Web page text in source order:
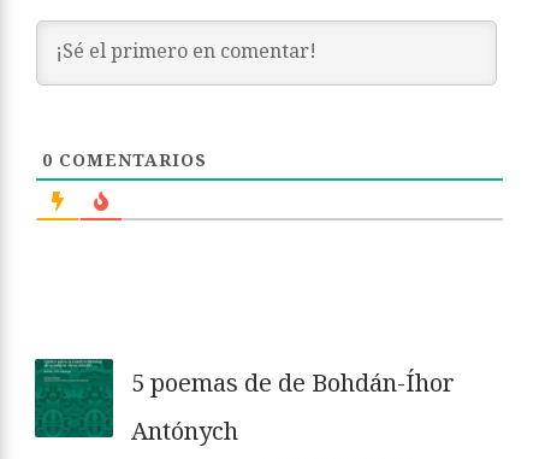
0 COMENTARIOS
5 poemas de de Bohdán-Íhor
Antónych